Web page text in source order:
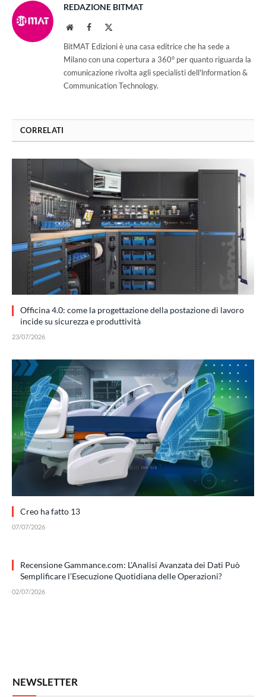
REDAZIONE BITMAT
WebsiteFacebook
BitMAT Edizioni è una casa editrice che ha sede a
Milano con una copertura a 360° per quanto riguarda la
comunicazione rivolta agli specialisti dell'lnformation &
Communication Technology.
CORRELATI
Officina 4.0: come la progettazione della postazione di lavoro
incide su sicurezza e produttività
23/07/2026
Creo ha fatto 13
07/07/2026
Recensione Gammance.com: L’Analisi Avanzata dei Dati Può
Semplificare l’Esecuzione Quotidiana delle Operazioni?
02/07/2026
NEWSLETTER